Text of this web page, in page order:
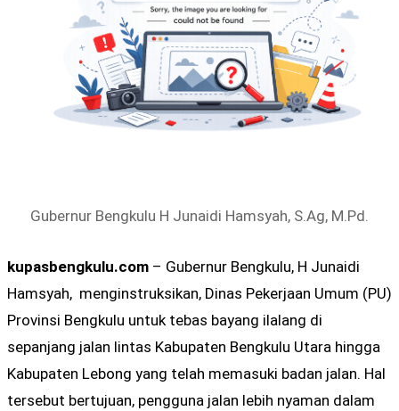
Gubernur Bengkulu H Junaidi Hamsyah, S.Ag, M.Pd.
kupasbengkulu.com – Gubernur Bengkulu, H Junaidi
Hamsyah, menginstruksikan, Dinas Pekerjaan Umum (PU)
Provinsi Bengkulu untuk tebas bayang ilalang di
sepanjang jalan lintas Kabupaten Bengkulu Utara hingga
Kabupaten Lebong yang telah memasuki badan jalan. Hal
tersebut bertujuan, pengguna jalan lebih nyaman dalam